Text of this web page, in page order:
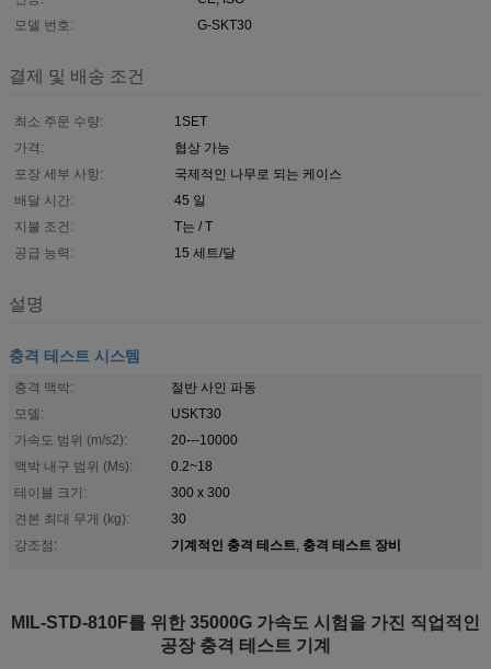
모델 번호:
G-SKT30
결제 및 배송 조건
최소 주문 수량:
1SET
가격:
협상 가능
포장 세부 사항:
국제적인 나무로 되는 케이스
배달 시간:
45 일
지불 조건:
T는 / T
공급 능력:
15 세트/달
설명
충격 테스트 시스템
충격 맥박:
절반 사인 파동
모델:
USKT30
가속도 범위 (m/s2):
20---10000
맥박 내구 범위 (Ms):
0.2~18
테이블 크기:
300 x 300
견본 최대 무게 (kg):
30
강조점:
기계적인 충격 테스트, 충격 테스트 장비
MIL-STD-810F를 위한 35000G 가속도 시험을 가진 직업적인
공장 충격 테스트 기계